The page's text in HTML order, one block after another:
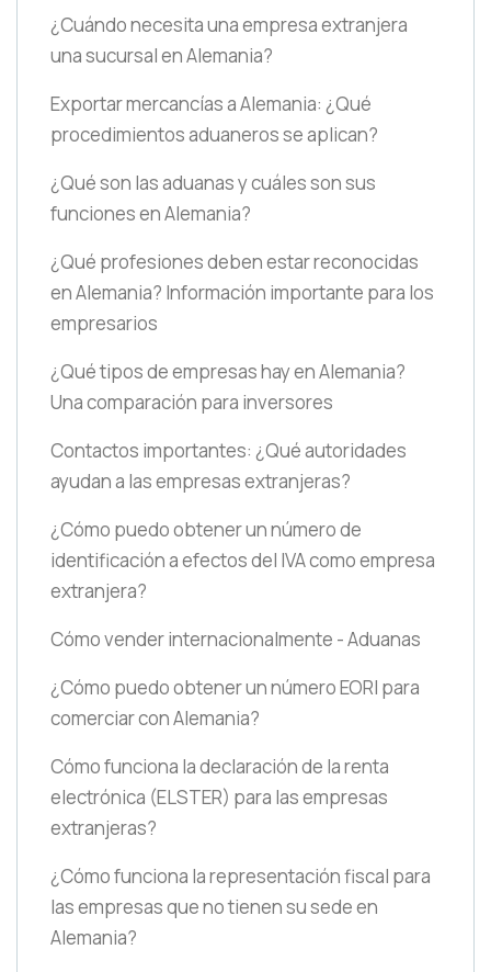
¿Cuándo necesita una empresa extranjera
una sucursal en Alemania?
Exportar mercancías a Alemania: ¿Qué
procedimientos aduaneros se aplican?
¿Qué son las aduanas y cuáles son sus
funciones en Alemania?
¿Qué profesiones deben estar reconocidas
en Alemania? Información importante para los
empresarios
¿Qué tipos de empresas hay en Alemania?
Una comparación para inversores
Contactos importantes: ¿Qué autoridades
ayudan a las empresas extranjeras?
¿Cómo puedo obtener un número de
identificación a efectos del IVA como empresa
extranjera?
Cómo vender internacionalmente - Aduanas
¿Cómo puedo obtener un número EORI para
comerciar con Alemania?
Cómo funciona la declaración de la renta
electrónica (ELSTER) para las empresas
extranjeras?
¿Cómo funciona la representación fiscal para
las empresas que no tienen su sede en
Alemania?